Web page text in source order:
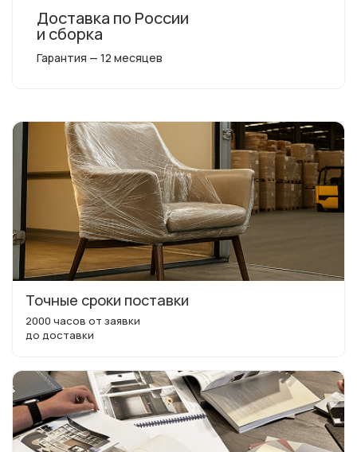
Доставка по России
и сборка
Гарантия — 12 месяцев
Точные сроки поставки
2000 часов от заявки
до доставки